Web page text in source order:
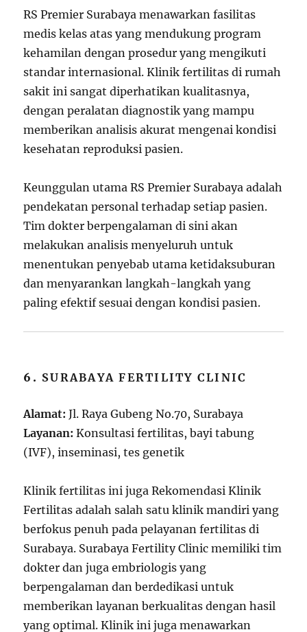
RS Premier Surabaya menawarkan fasilitas
medis kelas atas yang mendukung program
kehamilan dengan prosedur yang mengikuti
standar internasional. Klinik fertilitas di rumah
sakit ini sangat diperhatikan kualitasnya,
dengan peralatan diagnostik yang mampu
memberikan analisis akurat mengenai kondisi
kesehatan reproduksi pasien.
Keunggulan utama RS Premier Surabaya adalah
pendekatan personal terhadap setiap pasien.
Tim dokter berpengalaman di sini akan
melakukan analisis menyeluruh untuk
menentukan penyebab utama ketidaksuburan
dan menyarankan langkah-langkah yang
paling efektif sesuai dengan kondisi pasien.
6. SURABAYA FERTILITY CLINIC
Alamat: Jl. Raya Gubeng No.70, Surabaya
Layanan: Konsultasi fertilitas, bayi tabung
(IVF), inseminasi, tes genetik
Klinik fertilitas ini juga Rekomendasi Klinik
Fertilitas adalah salah satu klinik mandiri yang
berfokus penuh pada pelayanan fertilitas di
Surabaya. Surabaya Fertility Clinic memiliki tim
dokter dan juga embriologis yang
berpengalaman dan berdedikasi untuk
memberikan layanan berkualitas dengan hasil
yang optimal. Klinik ini juga menawarkan